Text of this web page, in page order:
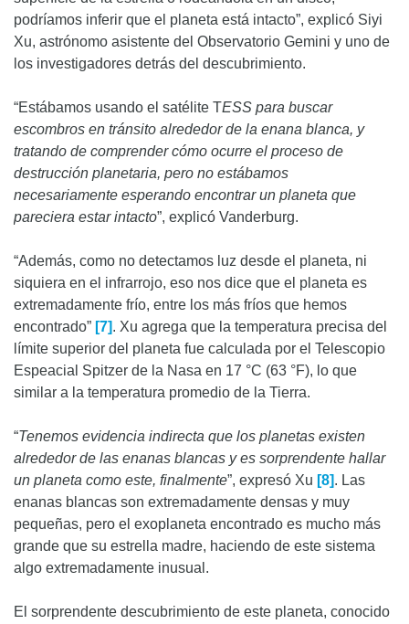
podríamos inferir que el planeta está intacto”, explicó Siyi
Xu, astrónomo asistente del Observatorio Gemini y uno de
los investigadores detrás del descubrimiento.
“Estábamos usando el satélite TESS para buscar
escombros en tránsito alrededor de la enana blanca, y
tratando de comprender cómo ocurre el proceso de
destrucción planetaria, pero no estábamos
necesariamente esperando encontrar un planeta que
pareciera estar intacto”, explicó Vanderburg.
“Además, como no detectamos luz desde el planeta, ni
siquiera en el infrarrojo, eso nos dice que el planeta es
extremadamente frío, entre los más fríos que hemos
encontrado” [7]. Xu agrega que la temperatura precisa del
límite superior del planeta fue calculada por el Telescopio
Espeacial Spitzer de la Nasa en 17 °C (63 °F), lo que
similar a la temperatura promedio de la Tierra.
“Tenemos evidencia indirecta que los planetas existen
alrededor de las enanas blancas y es sorprendente hallar
un planeta como este, finalmente”, expresó Xu [8]. Las
enanas blancas son extremadamente densas y muy
pequeñas, pero el exoplaneta encontrado es mucho más
grande que su estrella madre, haciendo de este sistema
algo extremadamente inusual.
El sorprendente descubrimiento de este planeta, conocido